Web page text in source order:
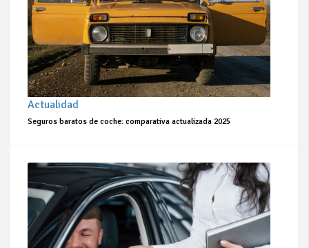
Actualidad
Seguros baratos de coche: comparativa actualizada 2025